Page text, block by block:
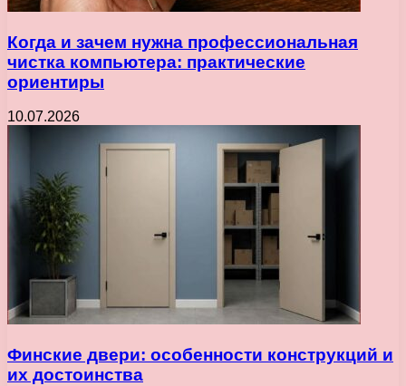
Когда и зачем нужна профессиональная
чистка компьютера: практические
ориентиры
10.07.2026
Финские двери: особенности конструкций и
их достоинства